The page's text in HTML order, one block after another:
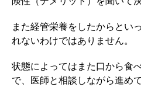
また経管栄養をしたからとい
れないわけではありません。
状態によってはまた口から食
で、医師と相談しながら進め